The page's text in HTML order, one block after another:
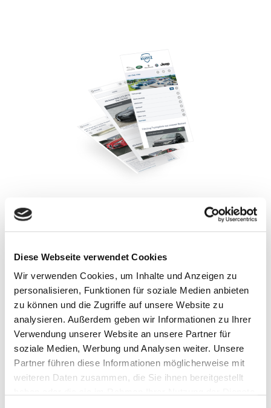
Diese Webseite verwendet Cookies
Wir verwenden Cookies, um Inhalte und Anzeigen zu
personalisieren, Funktionen für soziale Medien anbieten
zu können und die Zugriffe auf unsere Website zu
analysieren. Außerdem geben wir Informationen zu Ihrer
Verwendung unserer Website an unsere Partner für
soziale Medien, Werbung und Analysen weiter. Unsere
Partner führen diese Informationen möglicherweise mit
weiteren Daten zusammen, die Sie ihnen bereitgestellt
MERKMALE DES PROJEKTS
Ihrer Marke und hebt Sie von der Konkurrenz ab. Das
gesamte Design wurde auf die Marken zugeschnitten,
mit denen sich der Kunde befasst.
DEALER MANAGEMENT SYSTEM
Ein schnelles System für die Arbeit mit Fahrzeugen
hilft nicht nur beim Hinzufügen und Bearbeiten von
Autos, sondern auch beim Exportieren an
verschiedene Börsen.